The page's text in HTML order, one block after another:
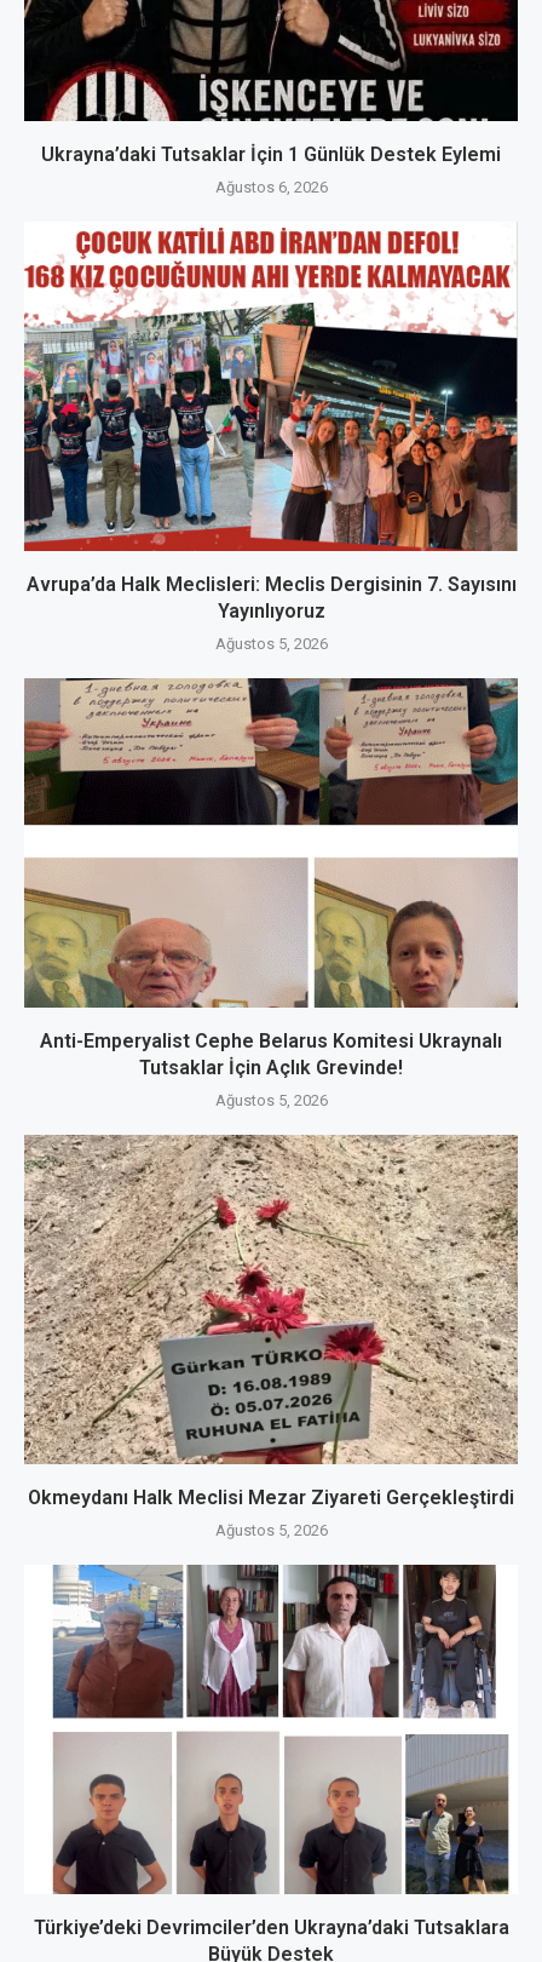
Ukrayna’daki Tutsaklar İçin 1 Günlük Destek Eylemi
Ağustos 6, 2026
Avrupa’da Halk Meclisleri: Meclis Dergisinin 7. Sayısını
Yayınlıyoruz
Ağustos 5, 2026
Anti-Emperyalist Cephe Belarus Komitesi Ukraynalı
Tutsaklar İçin Açlık Grevinde!
Ağustos 5, 2026
Okmeydanı Halk Meclisi Mezar Ziyareti Gerçekleştirdi
Ağustos 5, 2026
Türkiye’deki Devrimciler’den Ukrayna’daki Tutsaklara
Büyük Destek